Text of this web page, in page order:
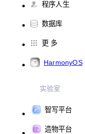
程序人生
数据库
更 多
HarmonyOS
实验室
智写平台
造物平台